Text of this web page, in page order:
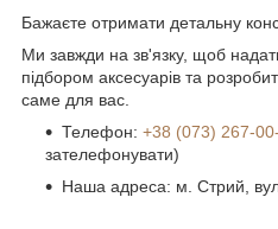
Бажаєте отримати детальну
Ми завжди на зв'язку, щоб
підбором аксесуарів та
саме для вас.
Телефон: +38 (073) 267-
зателефонувати)
Наша адреса: м. Стрий,